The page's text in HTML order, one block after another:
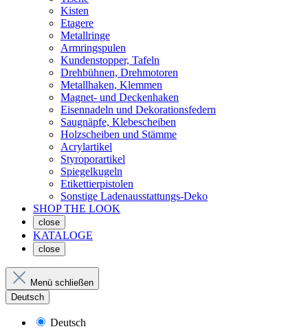
Kisten
Etagere
Metallringe
Armringspulen
Kundenstopper, Tafeln
Drehbühnen, Drehmotoren
Metallhaken, Klemmen
Magnet- und Deckenhaken
Eisennadeln und Dekorationsfedern
Saugnäpfe, Klebescheiben
Holzscheiben und Stämme
Acrylartikel
Styroporartikel
Spiegelkugeln
Etikettierpistolen
Sonstige Ladenausstattungs-Deko
SHOP THE LOOK
close
KATALOGE
close
Menü schließen
Deutsch
Deutsch